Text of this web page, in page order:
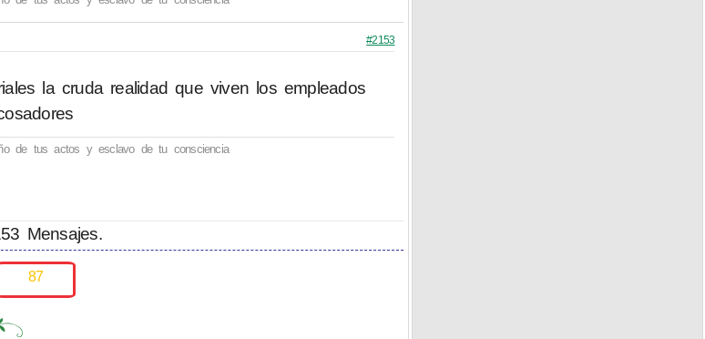
#2153
la cruda realidad que viven los empleados
de tus actos y esclavo de tu consciencia
Mensajes.
87